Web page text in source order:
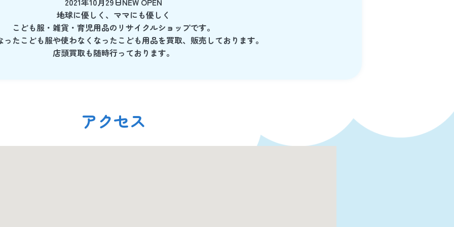
地球に優しく、ママにも優しく
こども服・雑貨・育児用品のリサイクルショップです。
ったこども服や使わなくなったこども用品を買取、販売しております。
店頭買取も随時行っております。
アクセス